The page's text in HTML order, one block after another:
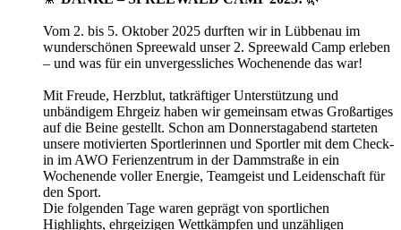
Vom 2. bis 5. Oktober 2025 durften wir in Lübbenau im
wunderschönen Spreewald unser 2. Spreewald Camp erleben
– und was für ein unvergessliches Wochenende das war!
Mit Freude, Herzblut, tatkräftiger Unterstützung und
unbändigem Ehrgeiz haben wir gemeinsam etwas Großartiges
auf die Beine gestellt. Schon am Donnerstagabend starteten
unsere motivierten Sportlerinnen und Sportler mit dem Check-
in im AWO Ferienzentrum in der Dammstraße in ein
Wochenende voller Energie, Teamgeist und Leidenschaft für
den Sport.
Die folgenden Tage waren geprägt von sportlichen
Highlights, ehrgeizigen Wettkämpfen und unzähligen